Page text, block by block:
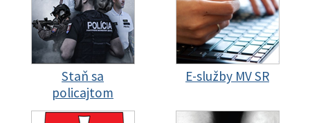
Staň sa
policajtom
E-služby MV SR